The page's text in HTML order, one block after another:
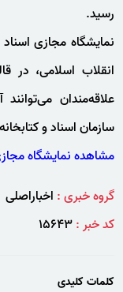
رسید.
نمایشگاه مجازی
علاقه‌مندان
سازمان اسناد و
مشاهده نمایشگاه
گروه خبری : اخباراصلی
کد خبر :۱۵۶۴۳
کلمات کلیدی